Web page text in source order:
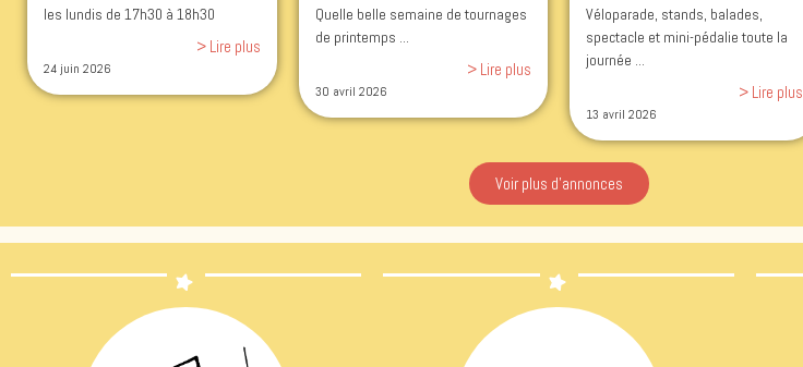
les lundis de 17h30 à 18h30
> Lire plus
24 juin 2026
Quelle belle semaine de tournages
de printemps ...
> Lire plus
30 avril 2026
Véloparade, stands, balades,
spectacle et mini-pédalie toute la
journée ...
> Lire plus
13 avril 2026
Voir plus d'annonces